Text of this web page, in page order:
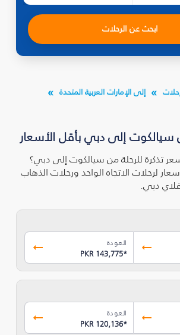
ابحث عن الرحلات
إلى الإمارات العربية المتحدة
سيالكوت إلى دبي بأقل الأسعار
تذكرة للرحلة من سيالكوت إلى دبي؟
لرحلات الاتجاه الواحد ورحلات الذهاب
دبي.
العودة
PKR 143,775*
العودة
PKR 120,136*